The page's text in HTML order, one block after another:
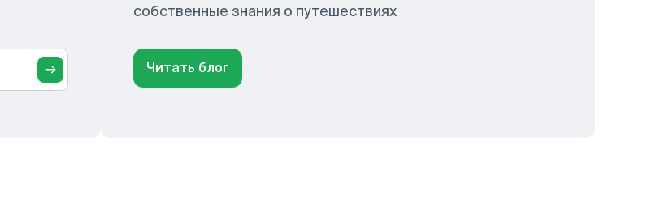
собственные знания о путешествиях
Читать блог